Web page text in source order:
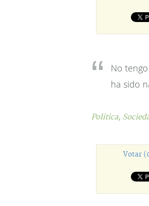
No
ha sido
Política,
Votar